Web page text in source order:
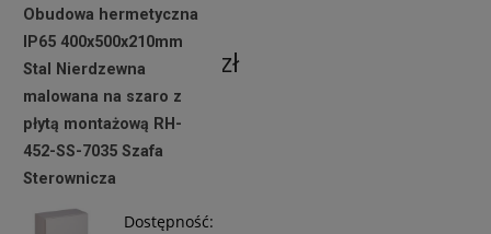
netto:
1 109,76 zł
Koszyka
Obudowa hermetyczna
IP65 400x500x210mm
Stal Nierdzewna
malowana na szaro z
płytą montażową RH-
452-SS-7035 Szafa
Sterownicza
Dostępność: